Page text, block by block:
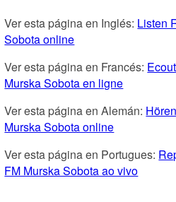
Ver esta página en Inglés: Listen
Sobota online
Ver esta página en Francés:
Murska Sobota en ligne
Ver esta página en Alemán:
Murska Sobota online
Ver esta página en Portugues:
FM Murska Sobota ao vivo